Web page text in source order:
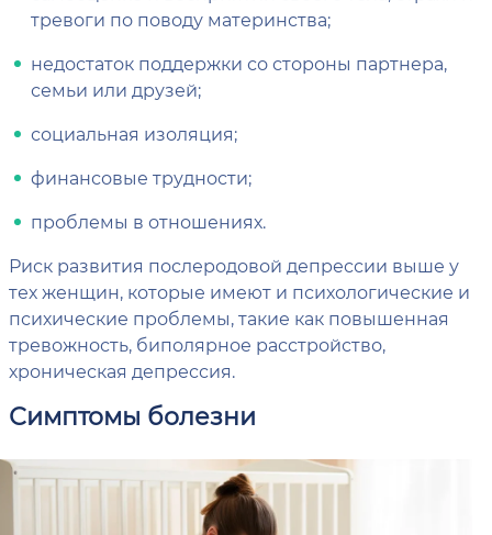
тревоги по поводу материнства;
недостаток поддержки со стороны партнера,
семьи или друзей;
социальная изоляция;
финансовые трудности;
проблемы в отношениях.
Риск развития послеродовой депрессии выше у
тех женщин, которые имеют и психологические и
психические проблемы, такие как повышенная
тревожность, биполярное расстройство,
хроническая депрессия.
Симптомы болезни